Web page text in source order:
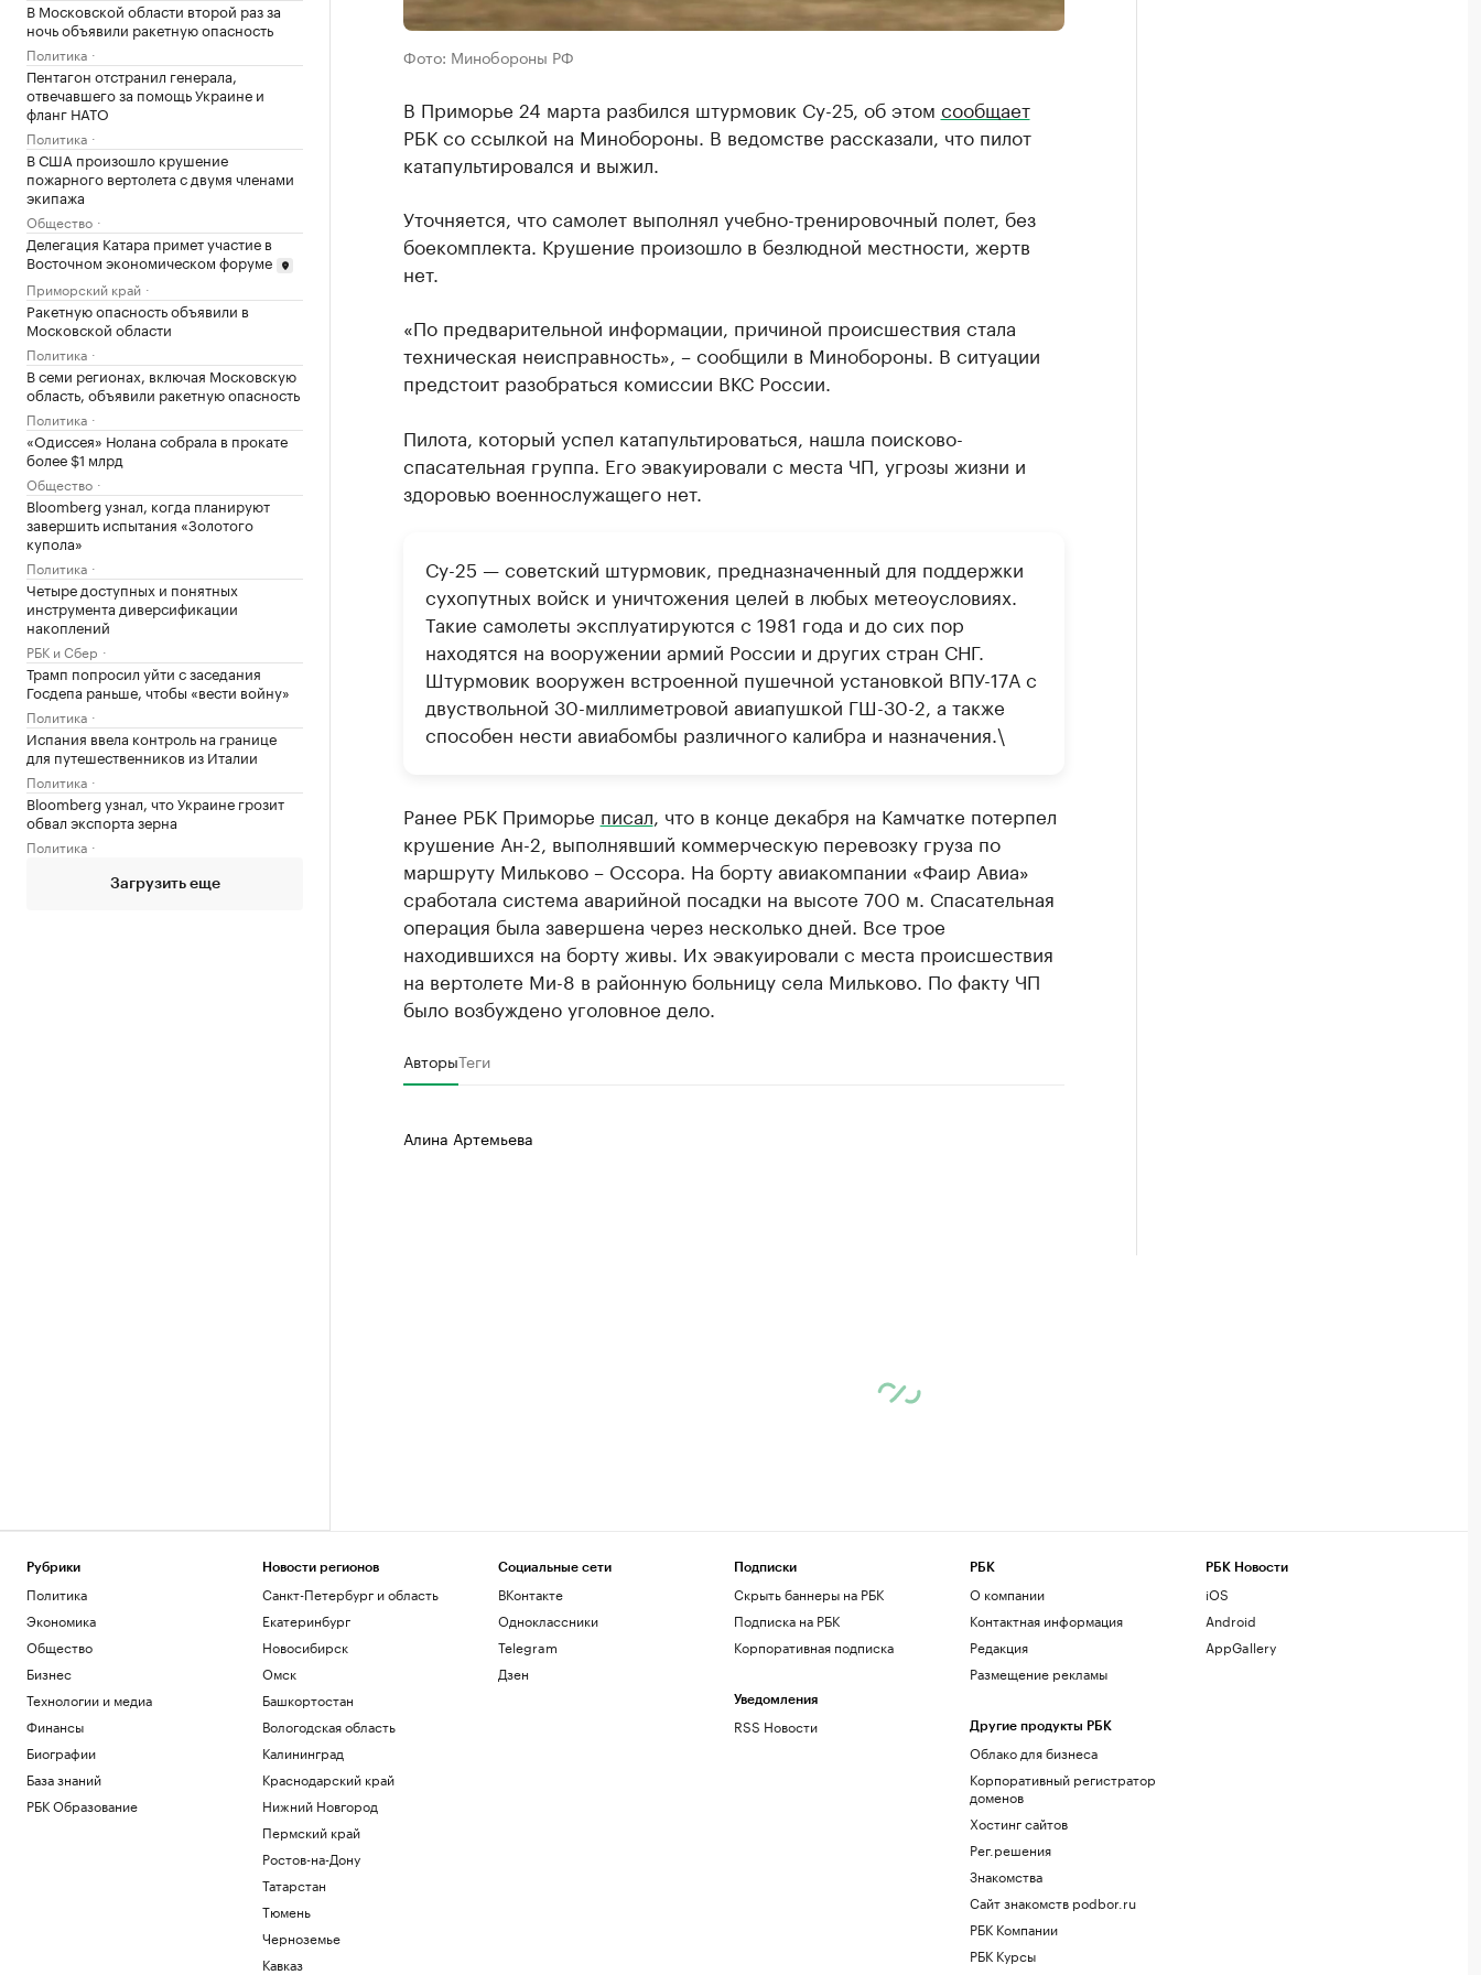
В Московской области второй раз за
ночь объявили ракетную опасность
Политика
Пентагон отстранил генерала,
отвечавшего за помощь Украине и
фланг НАТО
Политика
В США произошло крушение
пожарного вертолета с двумя членами
экипажа
Общество
Делегация Катара примет участие в
Восточном экономическом форуме
Приморский край
Ракетную опасность объявили в
Московской области
Политика
В семи регионах, включая Московскую
область, объявили ракетную опасность
Политика
«Одиссея» Нолана собрала в прокате
более $1 млрд
Общество
Bloomberg узнал, когда планируют
завершить испытания «Золотого
купола»
Политика
Четыре доступных и понятных
инструмента диверсификации
накоплений
РБК и Сбер
Трамп попросил уйти с заседания
Госдепа раньше, чтобы «вести войну»
Политика
Испания ввела контроль на границе
для путешественников из Италии
Политика
Bloomberg узнал, что Украине грозит
обвал экспорта зерна
Политика
Загрузить еще
Фото: Минобороны РФ
В Приморье 24 марта разбился штурмовик Су-25, об этом сообщает
РБК со ссылкой на Минобороны. В ведомстве рассказали, что пилот
катапультировался и выжил.
Уточняется, что самолет выполнял учебно-тренировочный полет, без
боекомплекта. Крушение произошло в безлюдной местности, жертв
нет.
«По предварительной информации, причиной происшествия стала
техническая неисправность», – сообщили в Минобороны. В ситуации
предстоит разобраться комиссии ВКС России.
Пилота, который успел катапультироваться, нашла поисково-
спасательная группа. Его эвакуировали с места ЧП, угрозы жизни и
здоровью военнослужащего нет.
Су-25 — советский штурмовик, предназначенный для поддержки
сухопутных войск и уничтожения целей в любых метеоусловиях.
Такие самолеты эксплуатируются с 1981 года и до сих пор
находятся на вооружении армий России и других стран СНГ.
Штурмовик вооружен встроенной пушечной установкой ВПУ-17А с
двуствольной 30-миллиметровой авиапушкой ГШ-30-2, а также
способен нести авиабомбы различного калибра и назначения.\
Ранее РБК Приморье писал, что в конце декабря на Камчатке потерпел
крушение Ан-2, выполнявший коммерческую перевозку груза по
маршруту Мильково – Оссора. На борту авиакомпании «Фаир Авиа»
сработала система аварийной посадки на высоте 700 м. Спасательная
операция была завершена через несколько дней. Все трое
находившихся на борту живы. Их эвакуировали с места происшествия
на вертолете Ми-8 в районную больницу села Мильково. По факту ЧП
было возбуждено уголовное дело.
АвторыТеги
Алина Артемьева
Рубрики
Политика
Экономика
Общество
Бизнес
Технологии и медиа
Финансы
Биографии
База знаний
РБК Образование
Новости регионов
Санкт-Петербург и область
Екатеринбург
Новосибирск
Омск
Башкортостан
Вологодская область
Калининград
Краснодарский край
Нижний Новгород
Пермский край
Ростов-на-Дону
Татарстан
Тюмень
Черноземье
Кавказ
Социальные сети
ВКонтакте
Одноклассники
Telegram
Дзен
Подписки
Скрыть баннеры на РБК
Подписка на РБК
Корпоративная подписка
Уведомления
RSS Новости
РБК
О компании
Контактная информация
Редакция
Размещение рекламы
Другие продукты РБК
Облако для бизнеса
Корпоративный регистратор
доменов
Хостинг сайтов
Рег.решения
Знакомства
Сайт знакомств podbor.ru
РБК Компании
РБК Курсы
РБК Новости
iOS
Android
AppGallery